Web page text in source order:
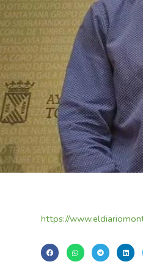
https://